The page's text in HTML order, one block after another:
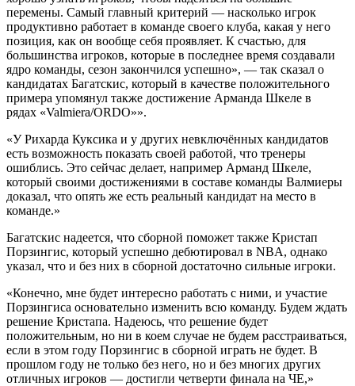
перемены. Самый главный критерий — насколько игрок
продуктивно работает в команде своего клуба, какая у него
позиция, как он вообще себя проявляет. К счастью, для
большинства игроков, которые в последнее время создавали
ядро команды, сезон закончился успешно», — так сказал о
кандидатах Багатскис, который в качестве положительного
примера упомянул также достижение Арманда Шкеле в
рядах «Valmiera/ORDO»».
«У Рихарда Куксика и у других невключённых кандидатов
есть возможность показать своей работой, что тренеры
ошиблись. Это сейчас делает, например Арманд Шкеле,
который своими достижениями в составе команды Валмиеры
доказал, что опять же есть реальный кандидат на место в
команде.»
Багатскис надеется, что сборной поможет также Кристап
Порзингис, который успешно дебютировал в NBA, однако
указал, что и без них в сборной достаточно сильные игроки.
«Конечно, мне будет интересно работать с ними, и участие
Порзингиса основательно изменить всю команду. Будем ждать
решение Кристапа. Надеюсь, что решение будет
положительным, но ни в коем случае не будем расстраиваться,
если в этом году Порзингис в сборной играть не будет. В
прошлом году не только без него, но и без многих других
отличных игроков — достигли четверти финала на ЧЕ,»